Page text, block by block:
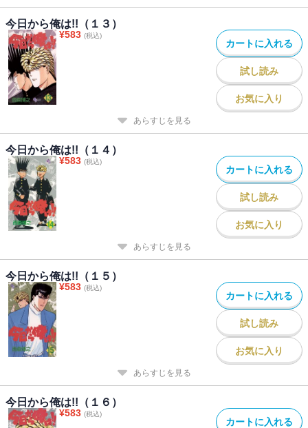
今日から俺は!!（１３）
¥583 (税込)
カートに入れる
試し読み
お気に入り
あらすじを見る
今日から俺は!!（１４）
¥583 (税込)
カートに入れる
試し読み
お気に入り
あらすじを見る
今日から俺は!!（１５）
¥583 (税込)
カートに入れる
試し読み
お気に入り
あらすじを見る
今日から俺は!!（１６）
¥583 (税込)
カートに入れる